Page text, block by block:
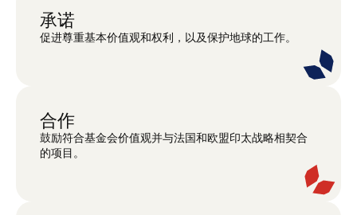
承诺
促进尊重基本价值观和权利，以及保护地球的工作。
合作
鼓励符合基金会价值观并与法国和欧盟印太战略相契合
的项目。